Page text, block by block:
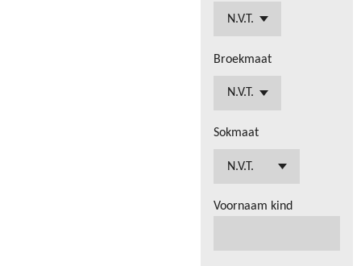
Broekmaat
Sokmaat
Voornaam kind